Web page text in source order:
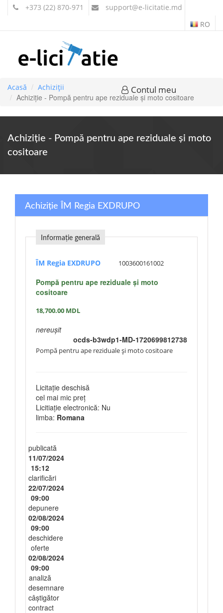
+373 (22) 870-971 support@e-licitatie.md
RO
Contul meu
Acasă Achiziții
Achiziție - Pompă pentru ape reziduale și moto cositoare
Achiziție - Pompă pentru ape reziduale și moto
cositoare
Achiziție ÎM Regia EXDRUPO
Informație generală
ÎM Regia EXDRUPO 1003600161002
Pompă pentru ape reziduale și moto
cositoare
18,700.00 MDL
nereușit
ocds-b3wdp1-MD-1720699812738
Pompă pentru ape reziduale și moto cositoare
Licitație deschisă
cel mai mic preț
Licitiație electronică: Nu
limba: Romana
publicată
11/07/2024
15:12
clarificări
22/07/2024
09:00
depunere
02/08/2024
09:00
deschidere
oferte
02/08/2024
09:00
analiză
desemnare
câștigător
contract